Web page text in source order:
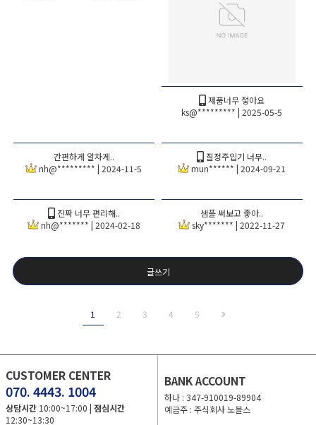
제품너무 젛아요
ks@********* | 2025-05-5
간편하게 알차게..
nh@********* | 2024-11-5
질정주입기 너무..
mun****** | 2024-09-21
진짜 너무 편리해..
nh@******* | 2024-02-18
샘플 써보고 좋아..
sky******* | 2022-11-27
글쓰기
1 2 3 4 5
CUSTOMER CENTER
070. 4443. 1004
상담시간10:00~17:00 | 점심시간
12:30~13:30
BANK ACCOUNT
하나 : 347-910019-89904
예금주 : 주식회사 노블스